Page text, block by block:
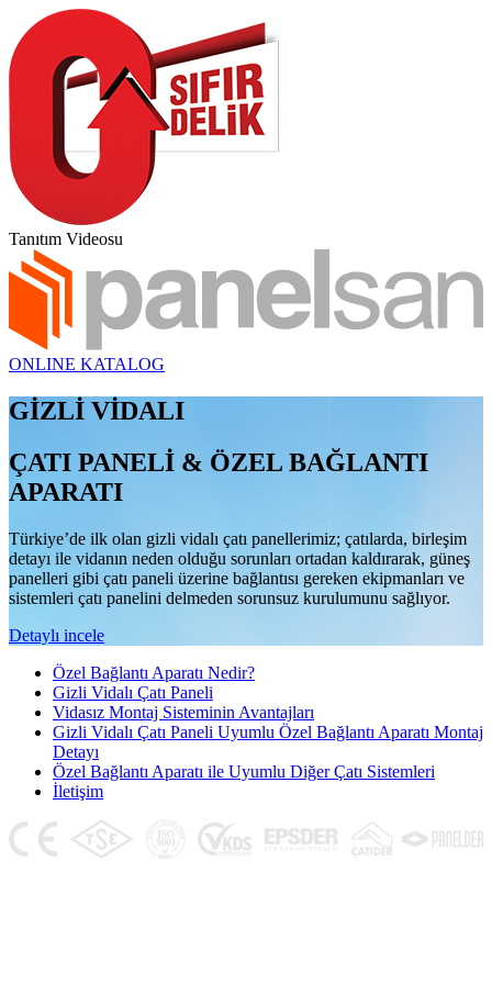
Tanıtım Videosu
ONLINE KATALOG
GİZLİ VİDALI
ÇATI PANELİ & ÖZEL BAĞLANTI
APARATI
Türkiye’de ilk olan gizli vidalı çatı panellerimiz; çatılarda, birleşim
detayı ile vidanın neden olduğu sorunları ortadan kaldırarak, güneş
panelleri gibi çatı paneli üzerine bağlantısı gereken ekipmanları ve
sistemleri çatı panelini delmeden sorunsuz kurulumunu sağlıyor.
Detaylı incele
Özel Bağlantı Aparatı Nedir?
Gizli Vidalı Çatı Paneli
Vidasız Montaj Sisteminin Avantajları
Gizli Vidalı Çatı Paneli Uyumlu Özel Bağlantı Aparatı Montaj
Detayı
Özel Bağlantı Aparatı ile Uyumlu Diğer Çatı Sistemleri
İletişim